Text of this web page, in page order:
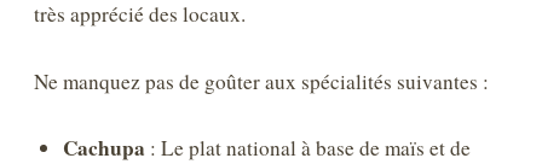
très apprécié des locaux.
Ne manquez pas de goûter aux spécialités suivantes :
Cachupa : Le plat national à base de maïs et de